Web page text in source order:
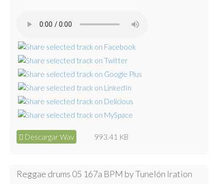
Descargar Wav 993.41 KB
Reggae drums 05 167a BPM by Tunelón Iration